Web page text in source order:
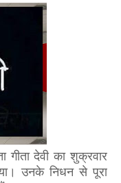
गीता देवी का शुक्रवार
उनके निधन से पूरा